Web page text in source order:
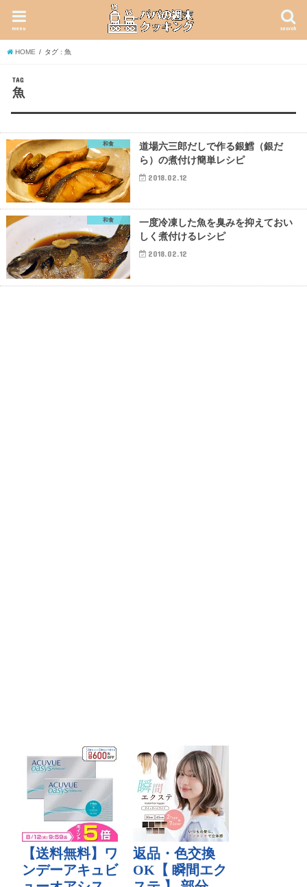
search
menu
HOME タグ : 魚
TAG
魚
和食
道場六三郎だしで作る銀鱈（銀だ
ら）の煮付け簡単レシピ
2018.02.12
和食
一度冷凍した魚を臭みを抑えておい
しく煮付けるレシピ
2018.02.12